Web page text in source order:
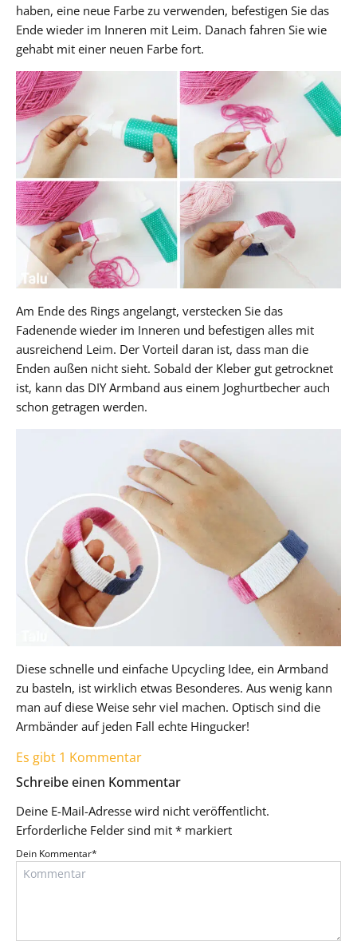
haben, eine neue Farbe zu verwenden, befestigen Sie das
Ende wieder im Inneren mit Leim. Danach fahren Sie wie
gehabt mit einer neuen Farbe fort.
Am Ende des Rings angelangt, verstecken Sie das
Fadenende wieder im Inneren und befestigen alles mit
ausreichend Leim. Der Vorteil daran ist, dass man die
Enden außen nicht sieht. Sobald der Kleber gut getrocknet
ist, kann das DIY Armband aus einem Joghurtbecher auch
schon getragen werden.
Diese schnelle und einfache Upcycling Idee, ein Armband
zu basteln, ist wirklich etwas Besonderes. Aus wenig kann
man auf diese Weise sehr viel machen. Optisch sind die
Armbänder auf jeden Fall echte Hingucker!
Es gibt 1 Kommentar
Schreibe einen Kommentar
Deine E-Mail-Adresse wird nicht veröffentlicht.
Erforderliche Felder sind mit * markiert
Dein Kommentar*